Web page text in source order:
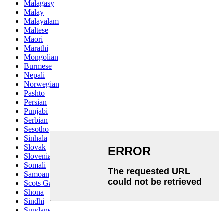
Malagasy
Malay
Malayalam
Maltese
Maori
Marathi
Mongolian
Burmese
Nepali
Norwegian
Pashto
Persian
Punjabi
Serbian
Sesotho
Sinhala
Slovak
Slovenian
Somali
Samoan
Scots Gaelic
Shona
Sindhi